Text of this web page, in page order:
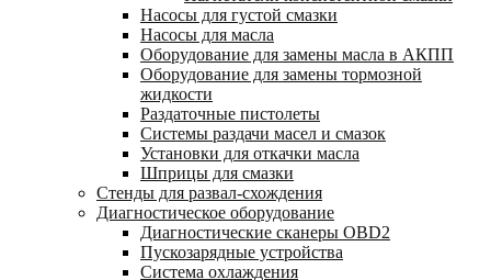
Насосы для густой смазки
Насосы для масла
Оборудование для замены масла в АКПП
Оборудование для замены тормозной
жидкости
Раздаточные пистолеты
Системы раздачи масел и смазок
Установки для откачки масла
Шприцы для смазки
Стенды для развал-схождения
Диагностическое оборудование
Диагностические сканеры OBD2
Пускозарядные устройства
Система охлаждения